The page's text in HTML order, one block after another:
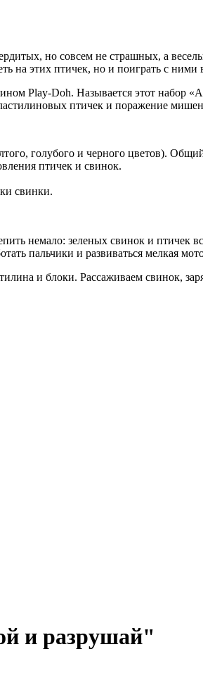
но совсем не страшных, а
на этих птичек, но и поиграть с ними
Play-Doh. Называется этот набор
птичек и поражение
голубого и черного цветов).
птичек и свинок.
свинки.
немало: зеленых свинок и птичек
пальчики и развиваться мелкая
и блоки. Рассаживаем свинок,
и разрушай"